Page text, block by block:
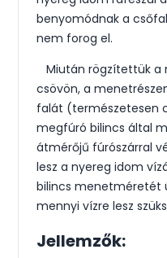
benyomódnak a
nem forog el.
Miután rögzítettük a
csövön, a
falát (természetesen
megfúró bilincs által
átmérőjű fúrószárral
lesz a nyereg idom
bilincs menetméretét
mennyi vízre lesz
Jellemzők: